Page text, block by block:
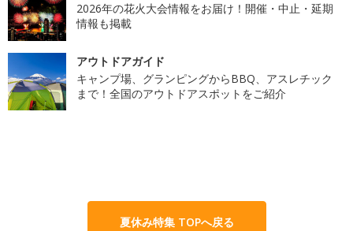
2026年の花火大会情報をお届け！開催・中止・延期
情報も掲載
アウトドアガイド
キャンプ場、グランピングからBBQ、アスレチック
まで！全国のアウトドアスポットをご紹介
夏休み特集 TOPへ戻る